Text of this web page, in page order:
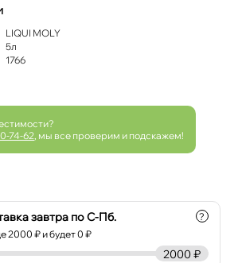
LIQUI MOLY
5л
1766
74-62 , мы все проверим и подскажем!
завтра по С-Пб.
2000 ₽ и будет 0 ₽
?
2000 ₽